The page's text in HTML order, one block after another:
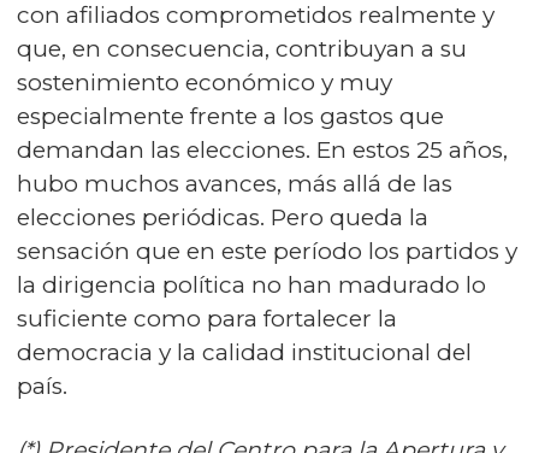
con afiliados comprometidos realmente y
que, en consecuencia, contribuyan a su
sostenimiento económico y muy
especialmente frente a los gastos que
demandan las elecciones. En estos 25 años,
hubo muchos avances, más allá de las
elecciones periódicas. Pero queda la
sensación que en este período los partidos y
la dirigencia política no han madurado lo
suficiente como para fortalecer la
democracia y la calidad institucional del
país.